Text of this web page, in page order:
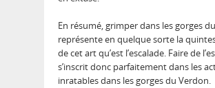
En résumé, grimper dans les gorges
représente en quelque sorte la
de cet art qu’est l’escalade. Faire de
s’inscrit donc parfaitement dans les
inratables dans les gorges du Verdon.